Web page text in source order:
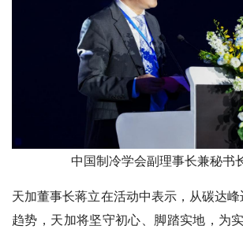
中国制冷学会副理事长兼秘书
天加董事长蒋立在活动中表示，从碳达
趋势，天加将坚守初心、脚踏实地，为